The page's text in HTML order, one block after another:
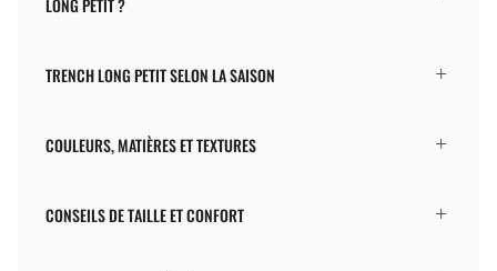
LONG PETIT ?
TRENCH LONG PETIT SELON LA SAISON
COULEURS, MATIÈRES ET TEXTURES
CONSEILS DE TAILLE ET CONFORT